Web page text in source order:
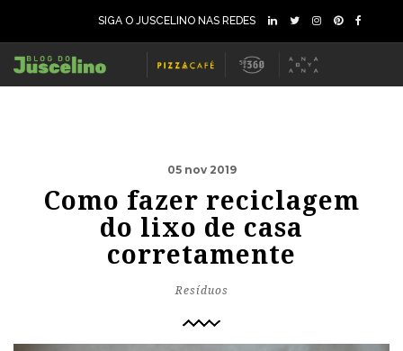
SIGA O JUSCELINO NAS REDES
05 nov 2019
Como fazer reciclagem
do lixo de casa
corretamente
Resíduos